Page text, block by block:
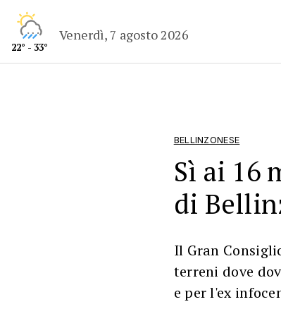
22° - 33°
Venerdì, 7 agosto 2026
BELLINZONESE
Sì ai 16
di
Il Gran
terreni dove
e per l'ex